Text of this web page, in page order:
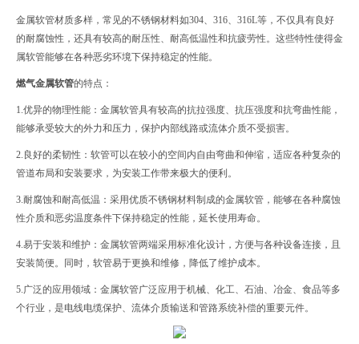
金属软管材质多样，常见的不锈钢材料如304、316、316L等，不仅具有良好
的耐腐蚀性，还具有较高的耐压性、耐高低温性和抗疲劳性。这些特性使得金
属软管能够在各种恶劣环境下保持稳定的性能。
燃气金属软管的特点：
1.优异的物理性能：金属软管具有较高的抗拉强度、抗压强度和抗弯曲性能，
能够承受较大的外力和压力，保护内部线路或流体介质不受损害。
2.良好的柔韧性：软管可以在较小的空间内自由弯曲和伸缩，适应各种复杂的
管道布局和安装要求，为安装工作带来极大的便利。
3.耐腐蚀和耐高低温：采用优质不锈钢材料制成的金属软管，能够在各种腐蚀
性介质和恶劣温度条件下保持稳定的性能，延长使用寿命。
4.易于安装和维护：金属软管两端采用标准化设计，方便与各种设备连接，且
安装简便。同时，软管易于更换和维修，降低了维护成本。
5.广泛的应用领域：金属软管广泛应用于机械、化工、石油、冶金、食品等多
个行业，是电线电缆保护、流体介质输送和管路系统补偿的重要元件。